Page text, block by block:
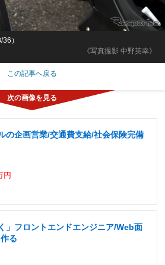
《写真撮影 中野英幸》
）
この記事へ戻る
の企画営業/交通費支給/社会保険完備
円
」フロントエンドエンジニア/Web面
る